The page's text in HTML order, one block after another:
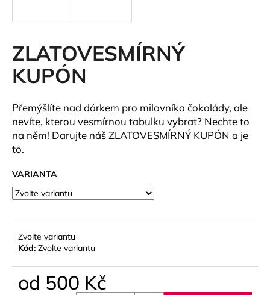
ZLATOVESMÍRNÝ
KUPÓN
Přemýšlíte nad dárkem pro milovníka čokolády, ale
nevíte, kterou vesmírnou tabulku vybrat? Nechte to
na něm! Darujte náš ZLATOVESMÍRNÝ KUPÓN a je
to.
VARIANTA
Zvolte variantu
Kód: Zvolte variantu
od 500 Kč
í
t
?
HLEDAT
D
p
o
č
u